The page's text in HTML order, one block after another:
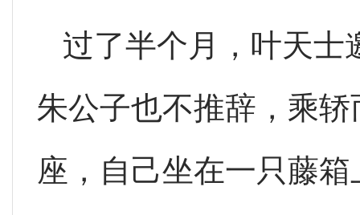
过了半个月，叶天士
朱公子也不推辞，乘
座，自己坐在一只藤